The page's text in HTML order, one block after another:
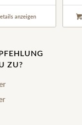
anzeigen
ZU?